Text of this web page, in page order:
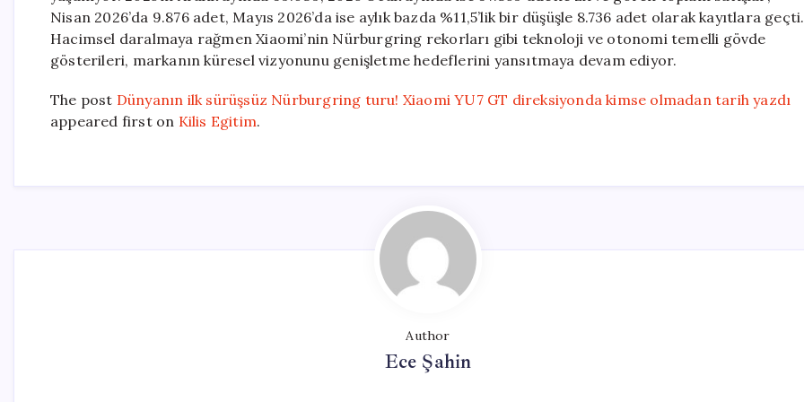
Nisan 2026’da 9.876 adet, Mayıs 2026’da ise aylık bazda %11,5’lik bir düşüşle 8.736 adet olarak kayıtlara geçti.
Hacimsel daralmaya rağmen Xiaomi’nin Nürburgring rekorları gibi teknoloji ve otonomi temelli gövde
gösterileri, markanın küresel vizyonunu genişletme hedeflerini yansıtmaya devam ediyor.
The post Dünyanın ilk sürüşsüz Nürburgring turu! Xiaomi YU7 GT direksiyonda kimse olmadan tarih yazdı
appeared first on Kilis Egitim.
Author
Ece Şahin